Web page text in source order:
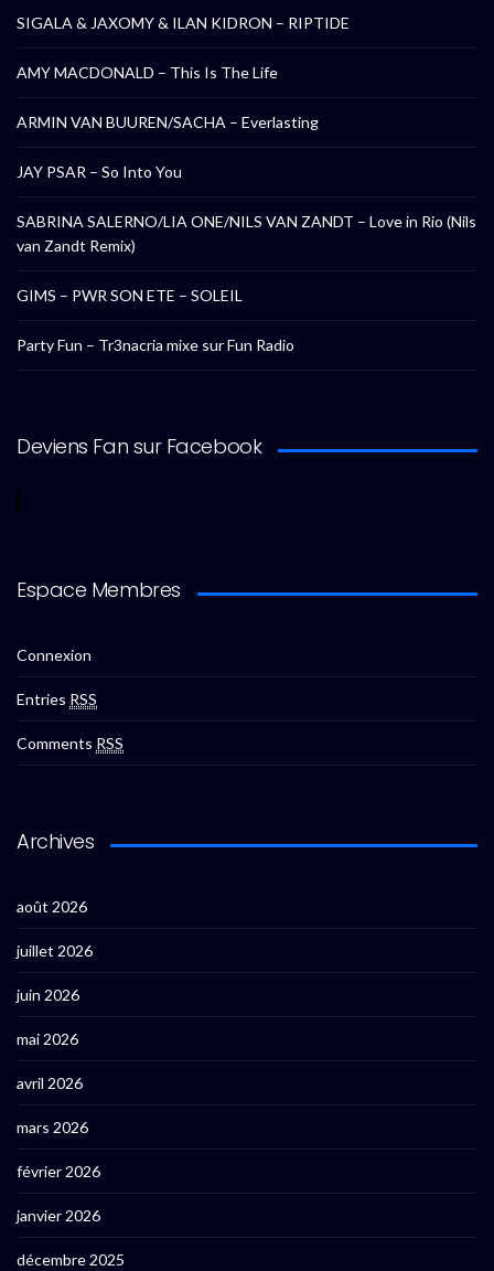
SIGALA & JAXOMY & ILAN KIDRON – RIPTIDE
AMY MACDONALD – This Is The Life
ARMIN VAN BUUREN/SACHA – Everlasting
JAY PSAR – So Into You
SABRINA SALERNO/LIA ONE/NILS VAN ZANDT – Love in Rio (Nils
van Zandt Remix)
GIMS – PWR SON ETE – SOLEIL
Party Fun – Tr3nacria mixe sur Fun Radio
Deviens Fan sur Facebook
Espace Membres
Connexion
Entries RSS
Comments RSS
Archives
août 2026
juillet 2026
juin 2026
mai 2026
avril 2026
mars 2026
février 2026
janvier 2026
décembre 2025